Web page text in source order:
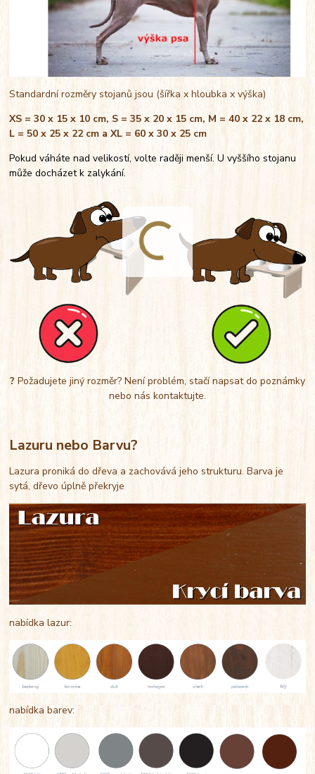
Standardní rozměry stojanů jsou (šířka x hloubka x výška)
XS = 30 x 15 x 10 cm, S = 35 x 20 x 15 cm, M = 40 x 22 x 18 cm,
L = 50 x 25 x 22 cm a XL = 60 x 30 x 25 cm
Pokud váháte nad velikostí, volte raději menší. U vyššího stojanu
může docházet k zalykání.
? Požadujete jiný rozměr? Není problém, stačí napsat do poznámky
nebo nás kontaktujte.
Lazuru nebo Barvu?
Lazura proniká do dřeva a zachovává jeho strukturu. Barva je
sytá, dřevo úplně překryje
nabídka lazur:
nabídka barev: